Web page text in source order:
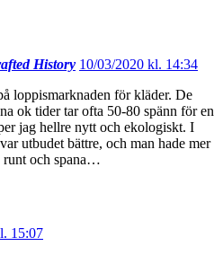
History 10/03/2020 kl. 14:34
loppismarknaden för kläder. De
ok tider tar ofta 50-80 spänn för en
jag hellre nytt och ekologiskt. I
utbudet bättre, och man hade mer
runt och spana…
15:07